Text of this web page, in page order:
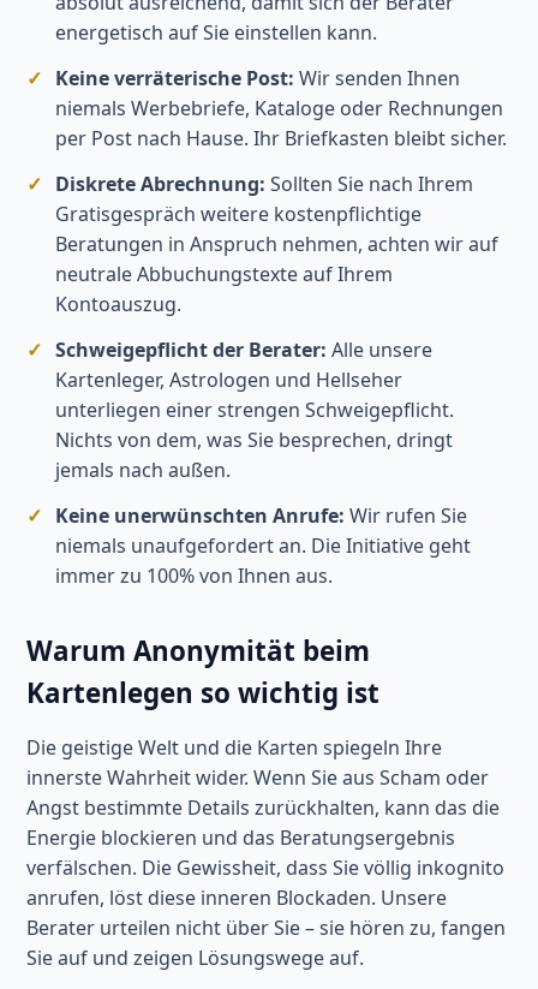
energetisch auf Sie einstellen kann.
Keine verräterische Post: Wir senden Ihnen
niemals Werbebriefe, Kataloge oder Rechnungen
per Post nach Hause. Ihr Briefkasten bleibt sicher.
Diskrete Abrechnung: Sollten Sie nach Ihrem
Gratisgespräch weitere kostenpflichtige
Beratungen in Anspruch nehmen, achten wir auf
neutrale Abbuchungstexte auf Ihrem
Kontoauszug.
Schweigepflicht der Berater: Alle unsere
Kartenleger, Astrologen und Hellseher
unterliegen einer strengen Schweigepflicht.
Nichts von dem, was Sie besprechen, dringt
jemals nach außen.
Keine unerwünschten Anrufe: Wir rufen Sie
niemals unaufgefordert an. Die Initiative geht
immer zu 100% von Ihnen aus.
Warum Anonymität beim
Kartenlegen so wichtig ist
Die geistige Welt und die Karten spiegeln Ihre
innerste Wahrheit wider. Wenn Sie aus Scham oder
Angst bestimmte Details zurückhalten, kann das die
Energie blockieren und das Beratungsergebnis
verfälschen. Die Gewissheit, dass Sie völlig inkognito
anrufen, löst diese inneren Blockaden. Unsere
Berater urteilen nicht über Sie – sie hören zu, fangen
Sie auf und zeigen Lösungswege auf.